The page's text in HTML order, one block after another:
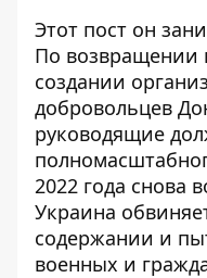
Этот пост он
По возвращении
создании
добровольцев
руководящие
2022 года снова
Украина
содержании и
военных и